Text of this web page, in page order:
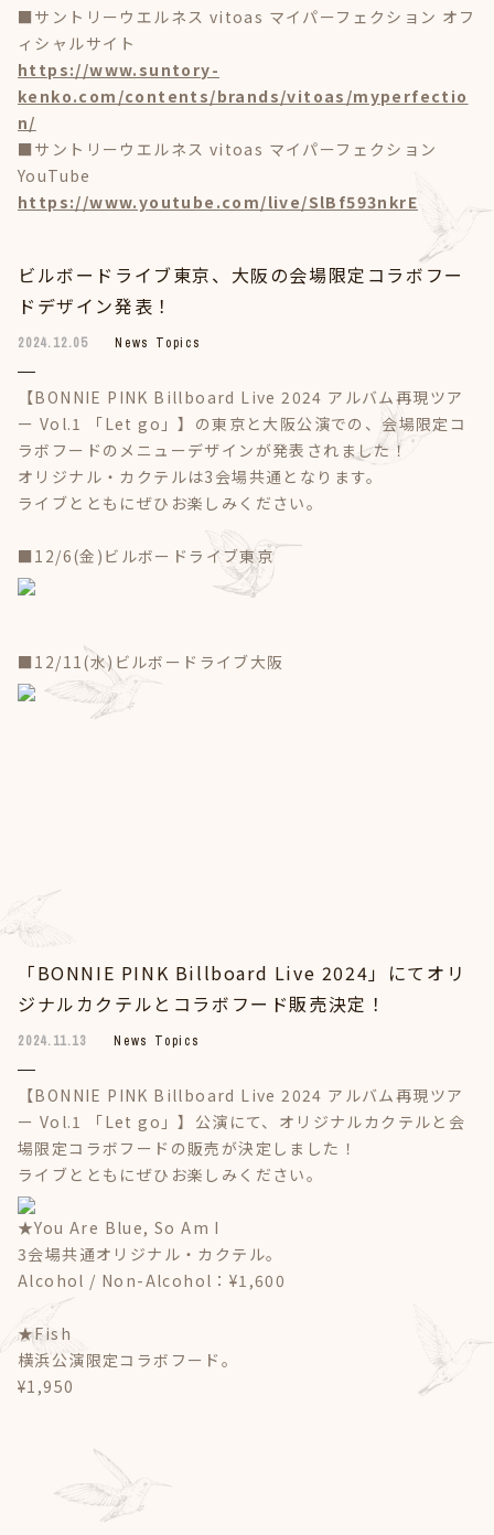
■サントリーウエルネス vitoas マイパーフェクション オフ
ィシャルサイト
https://www.suntory-
kenko.com/contents/brands/vitoas/myperfectio
n/
■サントリーウエルネス vitoas マイパーフェクション
YouTube
https://www.youtube.com/live/SlBf593nkrE
ビルボードライブ東京、大阪の会場限定コラボフー
ドデザイン発表！
2024.12.05 News Topics
【BONNIE PINK Billboard Live 2024 アルバム再現ツア
ー Vol.1 「Let go」】の東京と大阪公演での、会場限定コ
ラボフードのメニューデザインが発表されました！
オリジナル・カクテルは3会場共通となります。
ライブとともにぜひお楽しみください。
■12/6(金)ビルボードライブ東京
■12/11(水)ビルボードライブ大阪
「BONNIE PINK Billboard Live 2024」にてオリ
ジナルカクテルとコラボフード販売決定！
2024.11.13 News Topics
【BONNIE PINK Billboard Live 2024 アルバム再現ツア
ー Vol.1 「Let go」】公演にて、オリジナルカクテルと会
場限定コラボフードの販売が決定しました！
ライブとともにぜひお楽しみください。
★You Are Blue, So Am I
3会場共通オリジナル・カクテル。
Alcohol / Non-Alcohol：¥1,600
★Fish
横浜公演限定コラボフード。
¥1,950